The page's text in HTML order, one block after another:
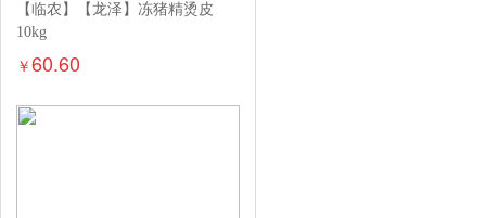
【临农】【龙泽】冻猪精烫皮
10kg
￥60.60